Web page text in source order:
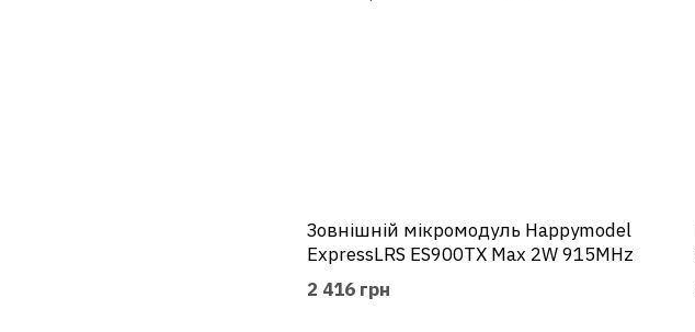
Зовнішній мікромодуль Happymodel
ExpressLRS ES900TX Max 2W 915MHz
2 416 грн